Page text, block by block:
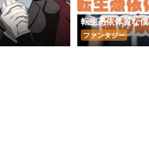
転生憑依体質な
ファンタジー